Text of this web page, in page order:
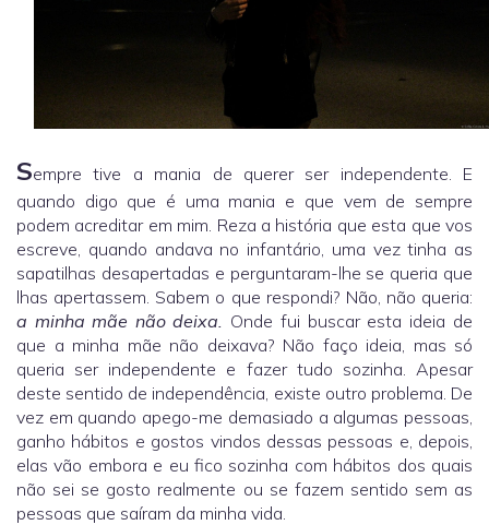
Sempre tive a mania de querer ser independente. E
quando digo que é uma mania e que vem de sempre
podem acreditar em mim. Reza a história que esta que vos
escreve, quando andava no infantário, uma vez tinha as
sapatilhas desapertadas e perguntaram-lhe se queria que
lhas apertassem. Sabem o que respondi? Não, não queria:
a minha mãe não deixa.
Onde fui buscar esta ideia de
que a minha mãe não deixava? Não faço ideia, mas só
queria ser independente e fazer tudo sozinha. Apesar
deste sentido de independência, existe outro problema. De
vez em quando apego-me demasiado a algumas pessoas,
ganho hábitos e gostos vindos dessas pessoas e, depois,
elas vão embora e eu fico sozinha com hábitos dos quais
não sei se gosto realmente ou se fazem sentido sem as
pessoas que saíram da minha vida.